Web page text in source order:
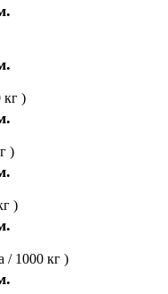
кг )
)
)
/ 1000 кг )